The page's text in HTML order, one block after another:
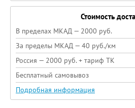
Стоимость
В пределах МКАД — 2000 руб.
За пределы МКАД — 40 руб./км
Россия — 2000 руб. + тариф ТК
Бесплатный самовывоз
Подробная информация